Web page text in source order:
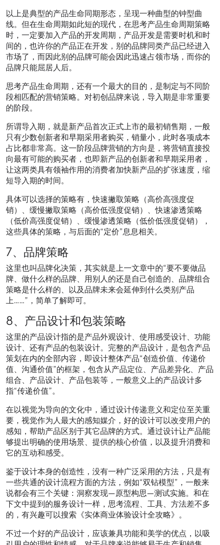
以上是典型的产品生命同期形态，呈现一种曲型的钟型曲
线。但在生命周期如此短的现代，在思考产品生命周期策略
时，一定要加入产品的开发周期，产品开发是需要时机和时
间的，也许你的产品正在开发，别的品牌同类产品已经进入
市场了，而因此别的品牌可能会因此迅速占领市场，而你的
品牌只能屈居人后。
思考产品生命周期，还有一个最大的目的，是制定与不同阶
段相匹配的营销策略。对初创品牌来说，导入期是非常重要
的阶段。
所谓导入期，就是新产品首次正式上市的最初销售期，一般
只有少数创新者和早期采用者购买，销量小，此时各项成本
占比都非常高。这一阶段品牌营销的方向是，将营销直接投
向最有可能的购买者，也即新产品的创新者和早期采用者，
让这两类具有领袖作用的消费者加快新产品的扩张速度，缩
短导入期的时间。
具体可以选择的策略有，快速撇取策略（高价高强度促
销）、缓慢撇取策略（高价低强度促销）、快速渗透策略
（低价高强度促销）、缓慢渗透策略（低价低强度促销），
这些具体的策略，与后面的“定价”息息相关。
7、品牌策略
这里也叫品牌化决策，其实就是上一文章中的“要不要做品
牌、做什么样的品牌、用别人的还是自己创造的、品牌组合
策略是什么样的、以及品牌未来会延伸到什么类别产品
上……”，简单了解即可。
8、产品设计和包装策略
这里的产品设计指的是产品外观设计、使用感受设计、功能
设计、还有产品的包装设计。完整的产品设计，是包含产品
策划在内的全部内容，即设计整体产品“创造价值、传递价
值、沟通价值”的框架，包含从产品定位、产品差异化、产品
组合、产品设计、产品包装等，一般意义上的产品设计多
指“传递价值”。
在以视觉为导向的文化中，通过设计传递意义和定位至关重
要，视觉作为人最大的感知媒介，好的设计可以改变用户的
感知，帮助产品区别于其它品牌的方式。通过设计让产品能
够提出明确的使用场景、提供的核心价值，以及提升消费和
它的互动和感受。
鉴于设计本身的创造性，没有一种广泛采用的方法，只是有
一些共通的设计流程方面的方法，例如“双钻模型”，一般来
说都会有三个关键：洞察发现—原型构思—测试实施。和在
下文中提到的服务设计一样，思考流程、工具、方法差不多
的，有兴趣可以搜索《实体商业体验设计全攻略》。
不过一个好的产品设计，应该兼具功能和美学的优点，以吸